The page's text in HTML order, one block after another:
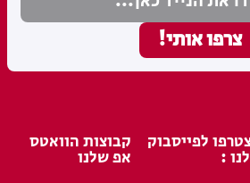
לפייסבוק
:
קבוצות הוואטס
אפ שלנו